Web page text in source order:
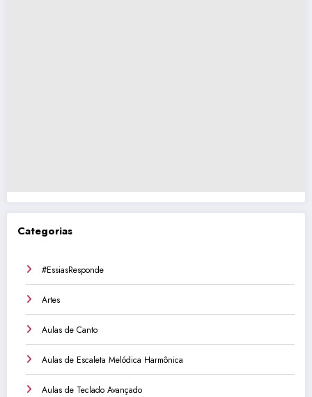
Categorias
#EssiasResponde
Artes
Aulas de Canto
Aulas de Escaleta Melódica Harmônica
Aulas de Teclado Avançado